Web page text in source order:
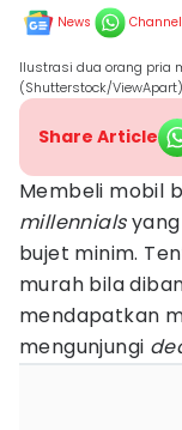
News Channel
Ilustrasi dua orang pria
(Shutterstock/ViewApart)
Share Article
Membeli mobil
millennials
bujet minim.
murah bila
mendapatkan
mengunjungi